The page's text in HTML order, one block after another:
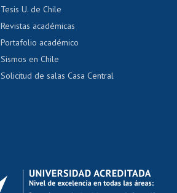
Tesis U. de Chile
Revistas académicas
Portafolio académico
Sismos en Chile
Solicitud de salas Casa Central